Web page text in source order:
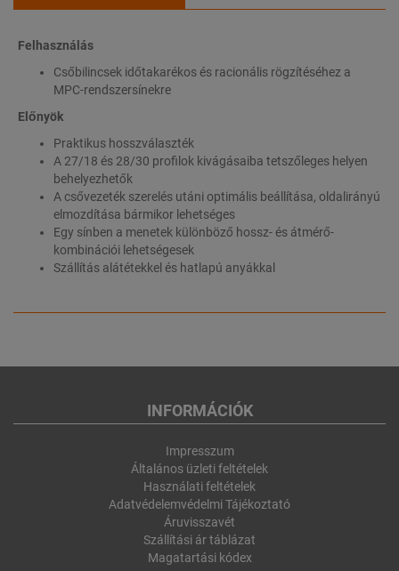
Felhasználás
Csőbilincsek időtakarékos és racionális rögzítéséhez a
MPC-rendszersínekre
Előnyök
Praktikus hosszválaszték
A 27/18 és 28/30 profilok kivágásaiba tetszőleges helyen
behelyezhetők
A csővezeték szerelés utáni optimális beállítása, oldalirányú
elmozdítása bármikor lehetséges
Egy sínben a menetek különböző hossz- és átmérő-
kombinációi lehetségesek
Szállítás alátétekkel és hatlapú anyákkal
INFORMÁCIÓK
Impresszum
Általános üzleti feltételek
Használati feltételek
Adatvédelemvédelmi Tájékoztató
Áruvisszavét
Szállítási ár táblázat
Magatartási kódex